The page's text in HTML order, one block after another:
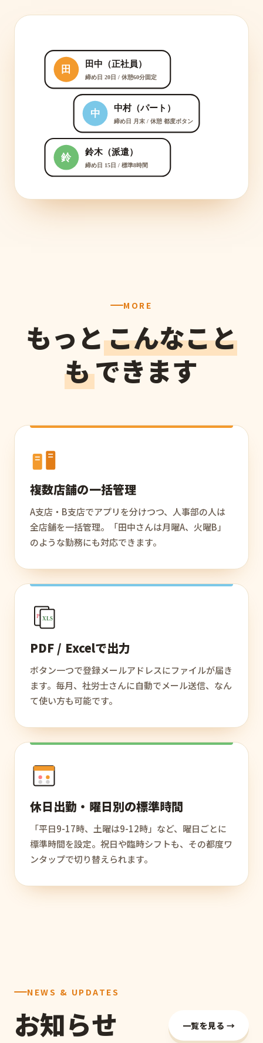
田
田中（正社員）
締め日 20日 / 休憩60分固定
中 中村（パート）
締め日 月末 / 休憩 都度ボタン
鈴
鈴木（派遣）
締め日 15日 / 標準8時間
MORE
もっとこんなこと
もできます
複数店舗の一括管理
A支店・B支店でアプリを分けつつ、人事部の人は
全店舗を一括管理。「田中さんは月曜A、火曜B」
のような勤務にも対応できます。
PDFXLS
PDF / Excelで出力
ボタン一つで登録メールアドレスにファイルが届き
ます。毎月、社労士さんに自動でメール送信、なん
て使い方も可能です。
休日出勤・曜日別の標準時間
「平日9-17時、土曜は9-12時」など、曜日ごとに
標準時間を設定。祝日や臨時シフトも、その都度ワ
ンタップで切り替えられます。
NEWS & UPDATES
お知らせ 一覧を見る →